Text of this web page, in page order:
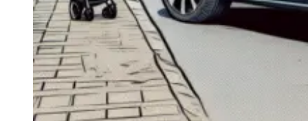
Navigație Skoda Fabia 1
Navigație Skoda Fabia 2
Navigație Skoda Octavia 1
Navigație Skoda Octavia 2
Navigație Skoda Octavia 3
Navigație Skoda Rapid
Navigație Skoda Superb 1
Navigație Skoda Superb 2
Navigație Toyota Avensis T25